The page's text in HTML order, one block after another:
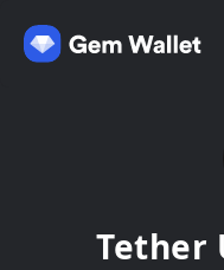
Tether